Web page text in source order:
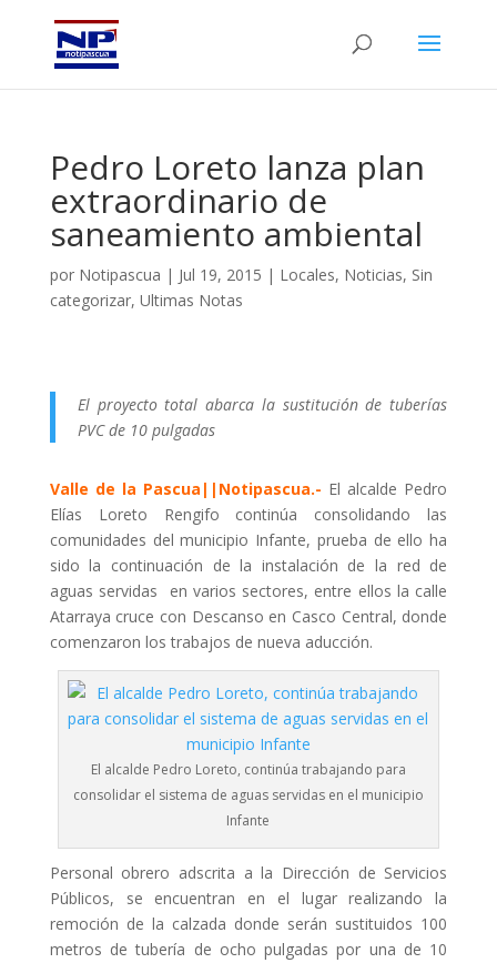
Pedro Loreto lanza plan
extraordinario de
saneamiento ambiental
por Notipascua | Jul 19, 2015 | Locales, Noticias, Sin
categorizar, Ultimas Notas
El proyecto total abarca la sustitución de tuberías
PVC de 10 pulgadas
Valle de la Pascua||Notipascua.- El alcalde Pedro
Elías Loreto Rengifo continúa consolidando las
comunidades del municipio Infante, prueba de ello ha
sido la continuación de la instalación de la red de
aguas servidas en varios sectores, entre ellos la calle
Atarraya cruce con Descanso en Casco Central, donde
comenzaron los trabajos de nueva aducción.
El alcalde Pedro Loreto, continúa trabajando para
consolidar el sistema de aguas servidas en el municipio
Infante
Personal obrero adscrita a la Dirección de Servicios
Públicos, se encuentran en el lugar realizando la
remoción de la calzada donde serán sustituidos 100
metros de tubería de ocho pulgadas por una de 10